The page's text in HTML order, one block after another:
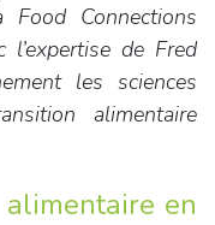
Connections
l’expertise de Fred
les sciences
alimentaire
en